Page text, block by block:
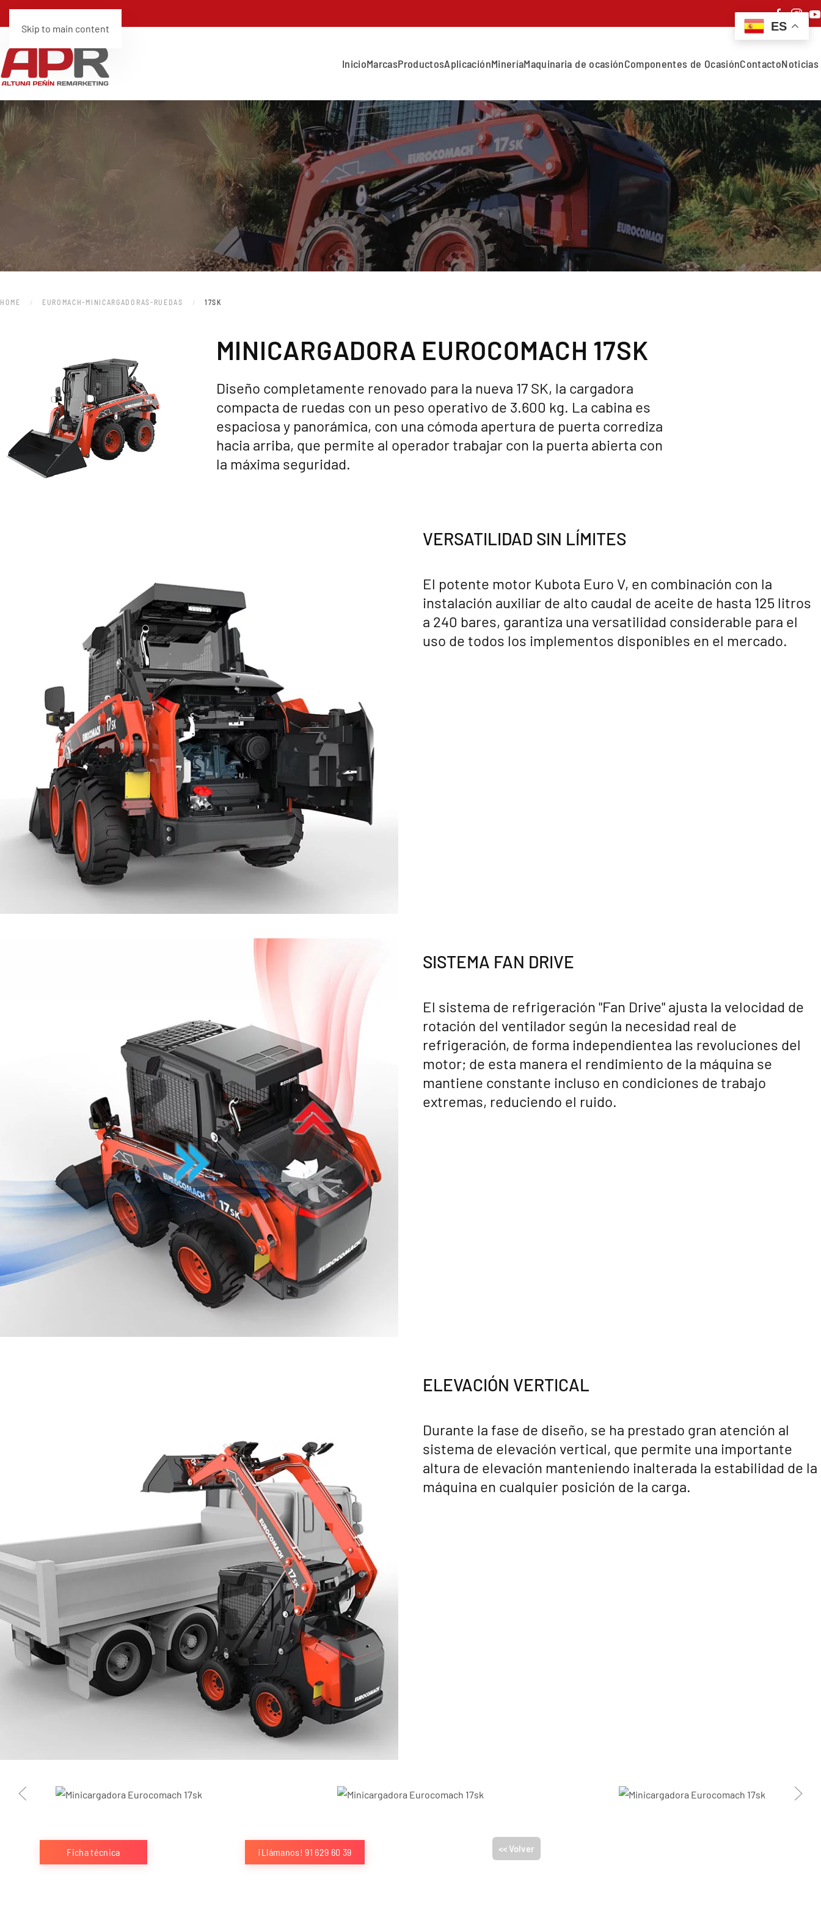
Skip to main content
InicioMarcasProductosAplicaciónMineríaMaquinaria de ocasiónComponentes de OcasiónContactoNoticias
ES
HOME EUROMACH-MINICARGADORAS-RUEDAS 17SK
MINICARGADORA EUROCOMACH 17SK
Diseño completamente renovado para la nueva 17 SK, la cargadora
compacta de ruedas con un peso operativo de 3.600 kg. La cabina es
espaciosa y panorámica, con una cómoda apertura de puerta corrediza
hacia arriba, que permite al operador trabajar con la puerta abierta con
la máxima seguridad.
VERSATILIDAD SIN LÍMITES
El potente motor Kubota Euro V, en combinación con la
instalación auxiliar de alto caudal de aceite de hasta 125 litros
a 240 bares, garantiza una versatilidad considerable para el
uso de todos los implementos disponibles en el mercado.
SISTEMA FAN DRIVE
El sistema de refrigeración "Fan Drive" ajusta la velocidad de
rotación del ventilador según la necesidad real de
refrigeración, de forma independientea las revoluciones del
motor; de esta manera el rendimiento de la máquina se
mantiene constante incluso en condiciones de trabajo
extremas, reduciendo el ruido.
ELEVACIÓN VERTICAL
Durante la fase de diseño, se ha prestado gran atención al
sistema de elevación vertical, que permite una importante
altura de elevación manteniendo inalterada la estabilidad de la
máquina en cualquier posición de la carga.
Ficha técnica ¡Llámanos! 91 629 60 39 << Volver